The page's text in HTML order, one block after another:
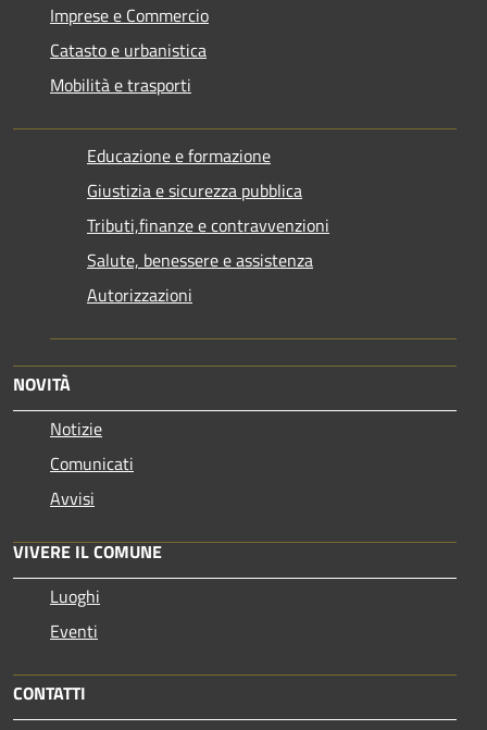
Imprese e Commercio
Catasto e urbanistica
Mobilità e trasporti
Educazione e formazione
Giustizia e sicurezza pubblica
Tributi,finanze e contravvenzioni
Salute, benessere e assistenza
Autorizzazioni
NOVITÀ
Notizie
Comunicati
Avvisi
VIVERE IL COMUNE
Luoghi
Eventi
CONTATTI